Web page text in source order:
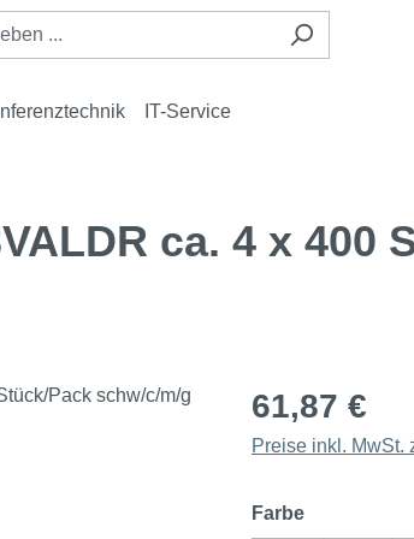
IT-Service
ca. 4 x 400
61,87 €
Preise inkl. MwSt.
Farbeauswählen